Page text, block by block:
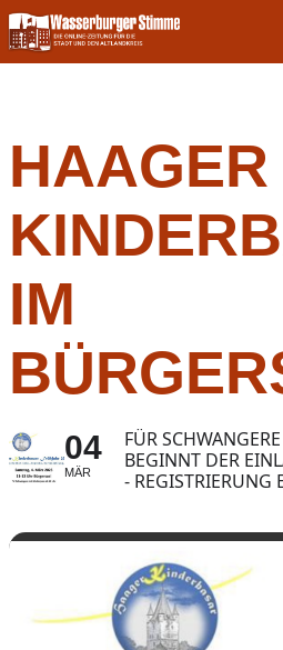
Skip
to
content
HAAGER
IM
04
MÄR
FÜR
BEGINNT DER
- REGISTRIERUNG